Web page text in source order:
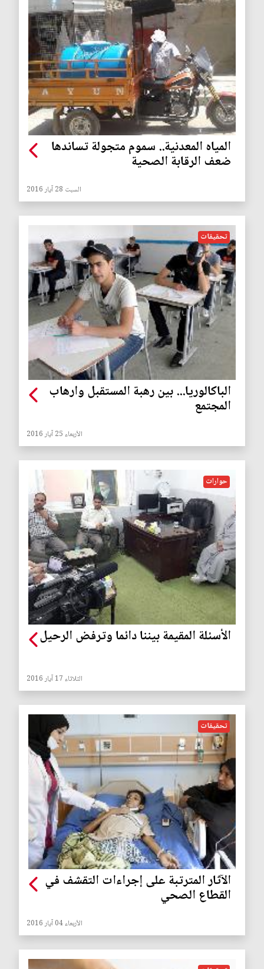
المياه المعدنية.. سموم متجولة تساندها
ضعف الرقابة الصحية
السبت 28 آيار 2016
تحقيقات
الباكالوريا... بين رهبة المستقبل وارهاب
المجتمع
الأربعاء 25 آيار 2016
حوارات
الأسئلة المقيمة بيننا دائما وترفض الرحيل
الثلاثاء 17 آيار 2016
تحقيقات
الآثار المترتبة على إجراءات التقشف في
القطاع الصحي
الأربعاء 04 آيار 2016